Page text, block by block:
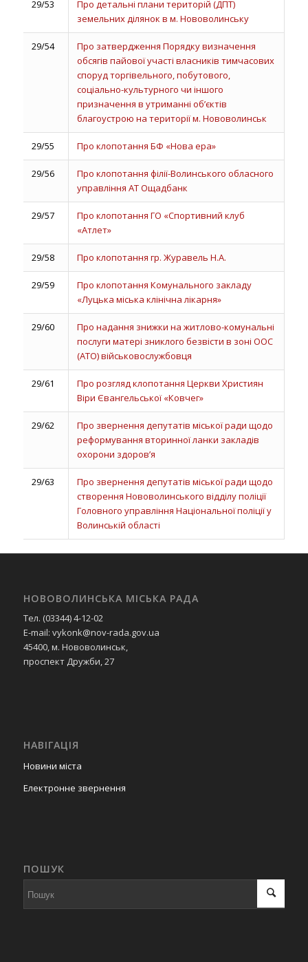
29/53
Про детальні плани територій (ДПТ)
земельних ділянок в м. Нововолинську
29/54
Про затвердження Порядку визначення
обсягів пайової участі власників тимчасових
споруд торгівельного, побутового,
соціально-культурного чи іншого
призначення в утриманні об’єктів
благоустрою на території м. Нововолинськ
29/55 Про клопотання БФ «Нова ера»
29/56
Про клопотання філії-Волинського обласного
управління АТ Ощадбанк
29/57
Про клопотання ГО «Спортивний клуб
«Атлет»
29/58 Про клопотання гр. Журавель Н.А.
29/59
Про клопотання Комунального закладу
«Луцька міська клінічна лікарня»
29/60
Про надання знижки на житлово-комунальні
послуги матері зниклого безвісти в зоні ООС
(АТО) військовослужбовця
29/61
Про розгляд клопотання Церкви Християн
Віри Євангельської «Ковчег»
29/62
Про звернення депутатів міської ради щодо
реформування вторинної ланки закладів
охорони здоров’я
29/63
Про звернення депутатів міської ради щодо
створення Нововолинського відділу поліції
Головного управління Національної поліції у
Волинській області
НОВОВОЛИНСЬКА МІСЬКА РАДА
Тел. (03344) 4-12-02
E-mail: vykonk@nov-rada.gov.ua
45400, м. Нововолинськ,
проспект Дружби, 27
НАВІГАЦІЯ
Новини міста
Електронне звернення
ПОШУК